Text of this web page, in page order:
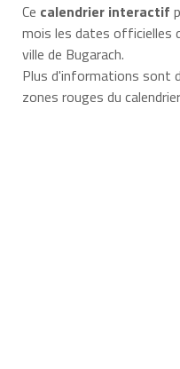
Ce calendrier interactif
mois les dates officielles
ville de Bugarach.
Plus d'informations sont
zones rouges du